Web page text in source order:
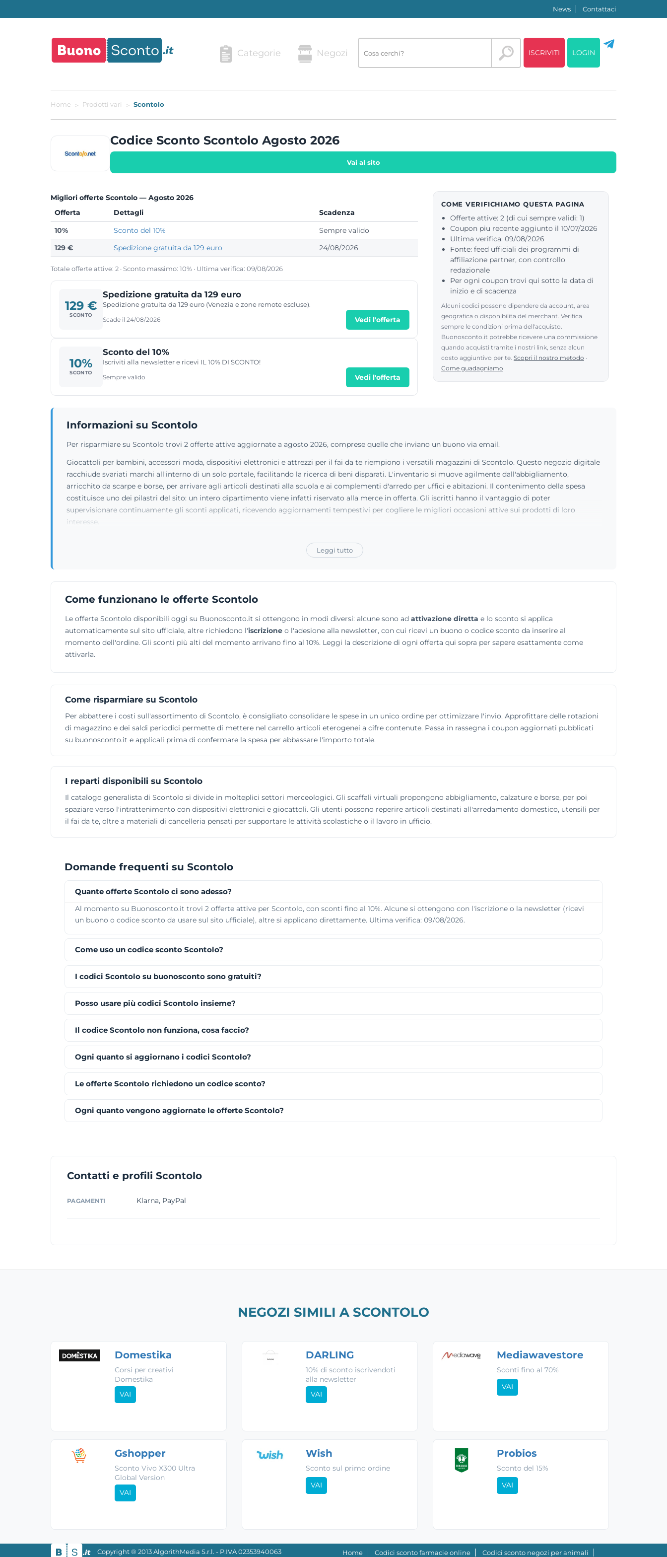
News Contattaci
Categorie Negozi ISCRIVITI LOGIN
Home Prodotti vari Scontolo
Codice Sconto Scontolo Agosto 2026
Vai al sito
Migliori offerte Scontolo — Agosto 2026
Offerta
Dettagli
Scadenza
10%
Sconto del 10%
Sempre valido
129 €
Spedizione gratuita da 129 euro 24/08/2026
Totale offerte attive: 2 · Sconto massimo: 10% · Ultima verifica: 09/08/2026
129 €
SCONTO
Spedizione gratuita da 129 euro
Spedizione gratuita da 129 euro (Venezia e zone remote escluse).
Scade il 24/08/2026 Vedi l'offerta
10%
SCONTO
Sconto del 10%
Iscriviti alla newsletter e ricevi IL 10% DI SCONTO!
Sempre valido Vedi l'offerta
COME VERIFICHIAMO QUESTA PAGINA
Offerte attive: 2 (di cui sempre validi: 1)
Coupon piu recente aggiunto il 10/07/2026
Ultima verifica: 09/08/2026
Fonte: feed ufficiali dei programmi di
affiliazione partner, con controllo
redazionale
Per ogni coupon trovi qui sotto la data di
inizio e di scadenza
Alcuni codici possono dipendere da account, area
geografica o disponibilita del merchant. Verifica
sempre le condizioni prima dell'acquisto.
Buonosconto.it potrebbe ricevere una commissione
quando acquisti tramite i nostri link, senza alcun
costo aggiuntivo per te. Scopri il nostro metodo ·
Come guadagniamo
Informazioni su Scontolo
Per risparmiare su Scontolo trovi 2 offerte attive aggiornate a agosto 2026, comprese quelle che inviano un buono via email.
Giocattoli per bambini, accessori moda, dispositivi elettronici e attrezzi per il fai da te riempiono i versatili magazzini di Scontolo. Questo negozio digitale
racchiude svariati marchi all'interno di un solo portale, facilitando la ricerca di beni disparati. L'inventario si muove agilmente dall'abbigliamento,
arricchito da scarpe e borse, per arrivare agli articoli destinati alla scuola e ai complementi d'arredo per uffici e abitazioni. Il contenimento della spesa
costituisce uno dei pilastri del sito: un intero dipartimento viene infatti riservato alla merce in offerta. Gli iscritti hanno il vantaggio di poter
supervisionare continuamente gli sconti applicati, ricevendo aggiornamenti tempestivi per cogliere le migliori occasioni attive sui prodotti di loro
interesse.
Leggi tutto
Come funzionano le offerte Scontolo
Le offerte Scontolo disponibili oggi su Buonosconto.it si ottengono in modi diversi: alcune sono ad attivazione diretta e lo sconto si applica
automaticamente sul sito ufficiale, altre richiedono l'iscrizione o l'adesione alla newsletter, con cui ricevi un buono o codice sconto da inserire al
momento dell'ordine. Gli sconti più alti del momento arrivano fino al 10%. Leggi la descrizione di ogni offerta qui sopra per sapere esattamente come
attivarla.
Come risparmiare su Scontolo
Per abbattere i costi sull'assortimento di Scontolo, è consigliato consolidare le spese in un unico ordine per ottimizzare l'invio. Approfittare delle rotazioni
di magazzino e dei saldi periodici permette di mettere nel carrello articoli eterogenei a cifre contenute. Passa in rassegna i coupon aggiornati pubblicati
su buonosconto.it e applicali prima di confermare la spesa per abbassare l'importo totale.
I reparti disponibili su Scontolo
Il catalogo generalista di Scontolo si divide in molteplici settori merceologici. Gli scaffali virtuali propongono abbigliamento, calzature e borse, per poi
spaziare verso l'intrattenimento con dispositivi elettronici e giocattoli. Gli utenti possono reperire articoli destinati all'arredamento domestico, utensili per
il fai da te, oltre a materiali di cancelleria pensati per supportare le attività scolastiche o il lavoro in ufficio.
Domande frequenti su Scontolo
Quante offerte Scontolo ci sono adesso?
Al momento su Buonosconto.it trovi 2 offerte attive per Scontolo, con sconti fino al 10%. Alcune si ottengono con l'iscrizione o la newsletter (ricevi
un buono o codice sconto da usare sul sito ufficiale), altre si applicano direttamente. Ultima verifica: 09/08/2026.
Come uso un codice sconto Scontolo?
I codici Scontolo su buonosconto sono gratuiti?
Posso usare più codici Scontolo insieme?
Il codice Scontolo non funziona, cosa faccio?
Ogni quanto si aggiornano i codici Scontolo?
Le offerte Scontolo richiedono un codice sconto?
Ogni quanto vengono aggiornate le offerte Scontolo?
Contatti e profili Scontolo
PAGAMENTI Klarna, PayPal
NEGOZI SIMILI A SCONTOLO
Domestika
Corsi per creativi
Domestika
VAI
DARLING
10% di sconto iscrivendoti
alla newsletter
VAI
Mediawavestore
Sconti fino al 70%
VAI
Gshopper
Sconto Vivo X300 Ultra
Global Version
VAI
Wish
Sconto sul primo ordine
VAI
Probios
Sconto del 15%
VAI
Copyright ® 2013 AlgorithMedia S.r.l. - P.IVA 02353940063 Home Codici sconto farmacie online Codici sconto negozi per animali